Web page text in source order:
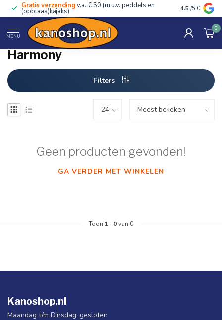
Gratis verzendingv.a. € 50 (m.u.v. peddels en
(opblaas)kajaks) Advies van
4.5 /5.0
MENU
0
Home / Merken / Harmony
Harmony
Filters
Geen producten gevonden!
GA VERDER MET WINKELEN
Toon 1 - 0van 0
Kanoshop.nl
Maandag t/m Dinsdag: gesloten